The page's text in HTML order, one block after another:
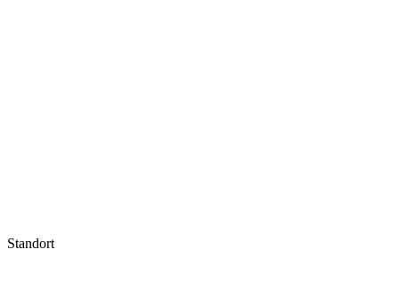
Standort